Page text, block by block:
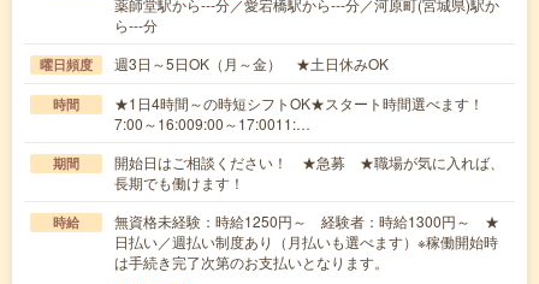
薬師堂駅から---分／愛宕橋駅から---分／河原町(宮城県)駅か
ら---分
曜日頻度 週3日～5日OK（月～金） ★土日休みOK
時間
★1日4時間～の時短シフトOK★スタート時間選べます！
7:00～16:009:00～17:0011:…
期間
開始日はご相談ください！ ★急募 ★職場が気に入れば、
長期でも働けます！
時給
無資格未経験：時給1250円～ 経験者：時給1300円～ ★
日払い／週払い制度あり（月払いも選べます）※稼働開始時
は手続き完了次第のお支払いとなります。